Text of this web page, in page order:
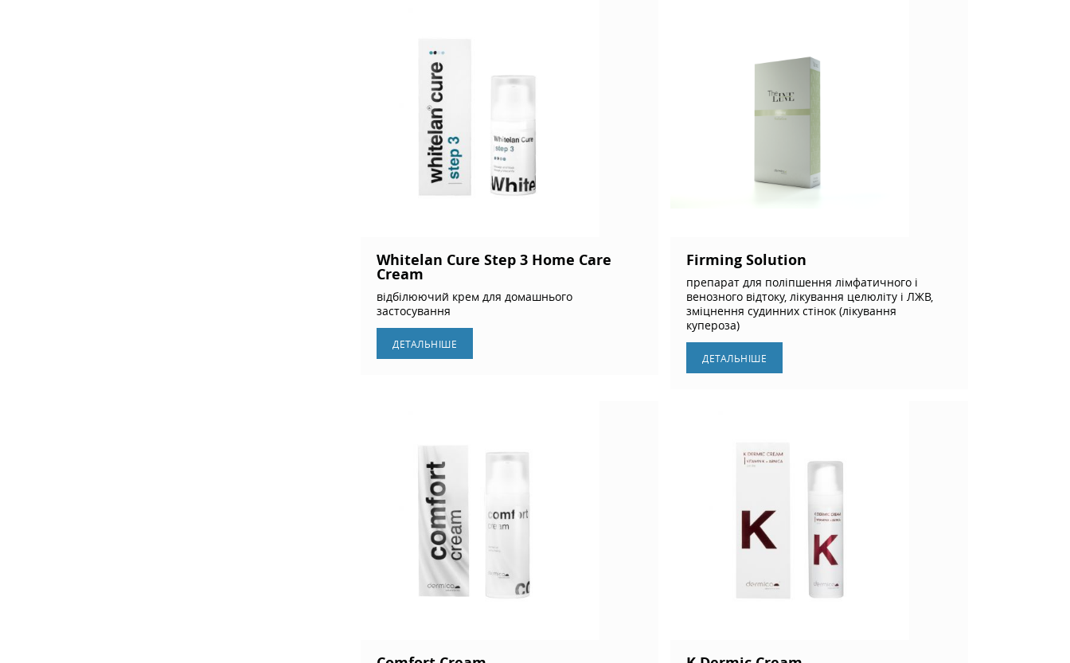
Whitelan Cure Step 3 Home Care
Cream
відбілюючий крем для домашнього
застосування
ДЕТАЛЬНIШЕ
Firming Solution
препарат для поліпшення лімфатичного і
венозного відтоку, лікування целюліту і ЛЖВ,
зміцнення судинних стінок (лікування
купероза)
ДЕТАЛЬНIШЕ